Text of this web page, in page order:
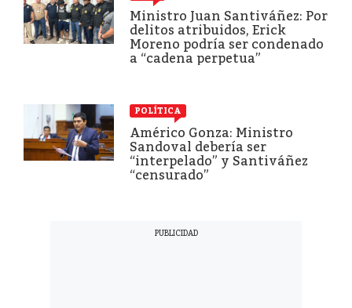
Ministro Juan Santiváñez: Por
delitos atribuidos, Erick
Moreno podría ser condenado
a “cadena perpetua”
POLÍTICA
Américo Gonza: Ministro
Sandoval debería ser
“interpelado” y Santiváñez
“censurado”